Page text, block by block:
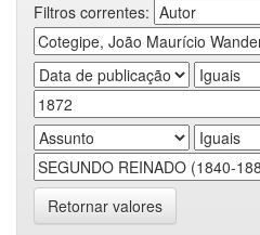
Filtros correntes:
Retornar valores